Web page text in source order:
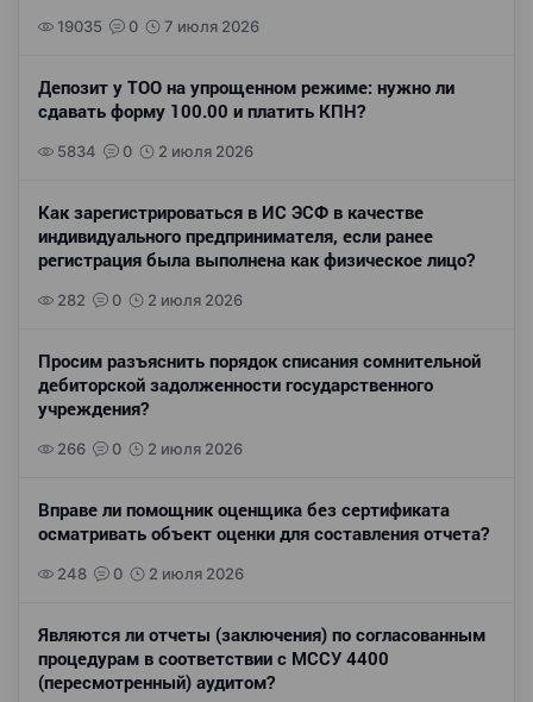
19035 0 7 июля 2026
Депозит у ТОО на упрощенном режиме: нужно ли
сдавать форму 100.00 и платить КПН?
5834 0 2 июля 2026
Как зарегистрироваться в ИС ЭСФ в качестве
индивидуального предпринимателя, если ранее
регистрация была выполнена как физическое лицо?
282 0 2 июля 2026
Просим разъяснить порядок списания сомнительной
дебиторской задолженности государственного
учреждения?
266 0 2 июля 2026
Вправе ли помощник оценщика без сертификата
осматривать объект оценки для составления отчета?
248 0 2 июля 2026
Являются ли отчеты (заключения) по согласованным
процедурам в соответствии с МССУ 4400
(пересмотренный) аудитом?